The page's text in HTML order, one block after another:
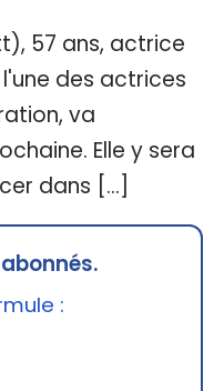
57 ans, actrice
des actrices
va
Elle y sera
dans […]
: